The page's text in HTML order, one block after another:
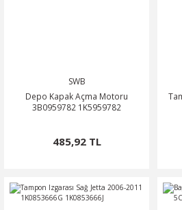
SWB
Depo Kapak Açma Motoru
3B0959782 1K5959782
485,92 TL